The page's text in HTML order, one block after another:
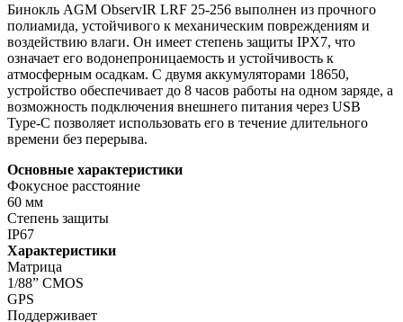
Бинокль AGM ObservIR LRF 25-256 выполнен из прочного
полиамида, устойчивого к механическим повреждениям и
воздействию влаги. Он имеет степень защиты IPX7, что
означает его водонепроницаемость и устойчивость к
атмосферным осадкам. С двумя аккумуляторами 18650,
устройство обеспечивает до 8 часов работы на одном заряде, а
возможность подключения внешнего питания через USB
Type-C позволяет использовать его в течение длительного
времени без перерыва.
Основные характеристики
Фокусное расстояние
60 мм
Степень защиты
IP67
Характеристики
Матрица
1/88” CMOS
GPS
Поддерживает